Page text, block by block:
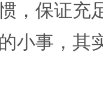
，保证充
小事，其